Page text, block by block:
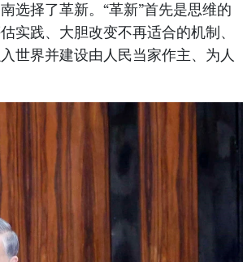
选择了革新。“革新”首先是思维的
实践、大胆改变不再适合的机制、
世界并建设由人民当家作主、为人